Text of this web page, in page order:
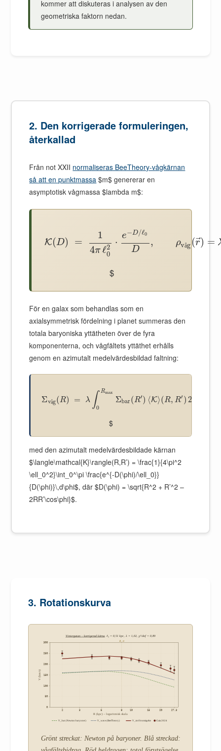
kommer att diskuteras i analysen av den
geometriska faktorn nedan.
2. Den korrigerade formuleringen,
återkallad
Från not XXII normaliseras BeeTheory-vågkärnan
så att en punktmassa $m$ genererar en
asymptotisk vågmassa $lambda m$:
K(D) =
1
4πℓ2
0
⋅
e−D/ℓ0
D
, ρvåg (r⃗
) =
$
För en galax som behandlas som en
axialsymmetrisk fördelning i planet summeras den
totala baryoniska yttätheten över de fyra
komponenterna, och vågfältets yttäthet erhålls
genom en azimutalt medelvärdesbildad faltning:
Σvåg(R) = λ ∫ Rmax
0
Σbar(R′) ⟨K⟩(R, R′ ) 2
$
med den azimutalt medelvärdesbildade kärnan
$\langle\mathcal{K}\rangle(R,R’) = \frac{1}{4\pi^2
\ell_0^2}\int_0^\pi \frac{e^{-D(\phi)/\ell_0}}
{D(\phi)}\,d\phi$, där $D(\phi) = \sqrt{R^2 + R’^2 –
2RR’\cos\phi}$.
3. Rotationskurva
Vintergatan – korrigerad kärna, ℓ₀ = 0,51 kpc, λ = 1,02, χ²/dof = 0,89
2 3 5 8 10 15 20 27.3
0
50
100
150
200
250
300
R_⊙
R (kpc) – logaritmisk skala
V (km/s)
V_bar (Newton baryoner) V_wave (BeeTheory) V_tot förutsägelse Gaia 2024
Grönt streckat: Newton på baryoner. Blå streckad: